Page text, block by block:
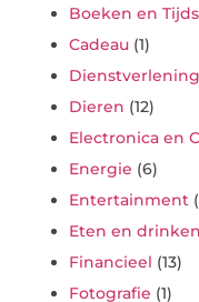
Boeken en
Cadeau (1)
Dienstverlening
Dieren (12)
Electronica en
Energie (6)
Entertainment
Eten en drinken
Financieel (13)
Fotografie (1)